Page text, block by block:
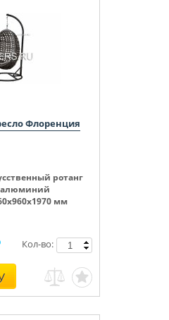
Флоренция
ротанг
алюминий
мм
Кол-во: